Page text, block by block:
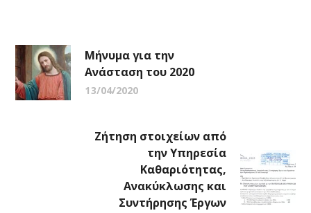
Μήνυμα για την
Ανάσταση του 2020
13/04/2020
Ζήτηση στοιχείων από
την Υπηρεσία
Καθαριότητας,
Ανακύκλωσης και
Συντήρησης Έργων